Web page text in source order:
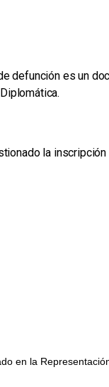
defunción es un
la
en la